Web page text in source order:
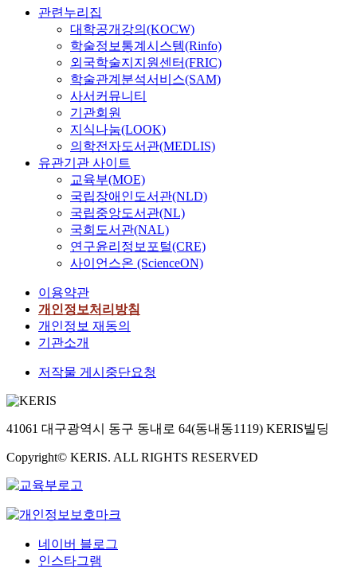
관련누리집
대학공개강의(KOCW)
학술정보통계시스템(Rinfo)
외국학술지지원센터(FRIC)
학술관계분석서비스(SAM)
사서커뮤니티
기관회원
지식나눔(LOOK)
의학전자도서관(MEDLIS)
유관기관 사이트
교육부(MOE)
국립장애인도서관(NLD)
국립중앙도서관(NL)
국회도서관(NAL)
연구윤리정보포털(CRE)
사이언스온 (ScienceON)
이용약관
개인정보처리방침
개인정보 재동의
기관소개
저작물 게시중단요청
41061 대구광역시 동구 동내로 64(동내동1119) KERIS빌딩
Copyright© KERIS. ALL RIGHTS RESERVED
네이버 블로그
인스타그램